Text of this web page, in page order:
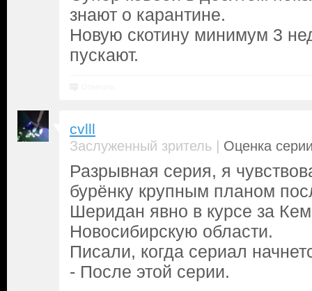
знают о карантине.
Новую скотину минимум 3
пускают.
cvlll
Заслуженный зритель | Оценка
Разрывная серия, я
бурёнку крупным планом
Шеридан явно в курсе за
Новосибирскую области.
Писали, когда сериал
- После этой серии.